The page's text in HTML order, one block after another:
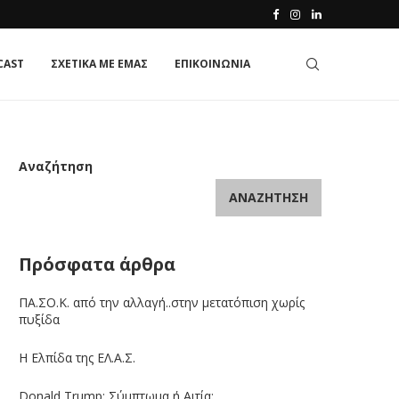
ΣΧΕΤΙΚΑ ΜΕ ΕΜΑΣ ΕΠΙΚΟΙΝΩΝΙΑ
Αναζήτηση
ΑΝΑΖΉΤΗΣΗ
Πρόσφατα άρθρα
ΠΑ.ΣΟ.Κ. από την αλλαγή..στην μετατόπιση χωρίς
πυξίδα
Η Ελπίδα της ΕΛ.Α.Σ.